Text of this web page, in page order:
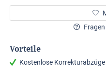
Vorteile
Kostenlose Korrekturabzüge